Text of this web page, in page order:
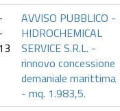
AVVISO PUBBLICO -
HIDROCHEMICAL
SERVICE S.R.L. -
rinnovo concessione
demaniale marittima
- mq. 1.983,5.